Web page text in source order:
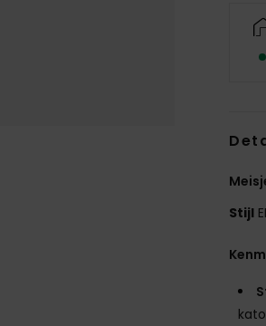
Stijl